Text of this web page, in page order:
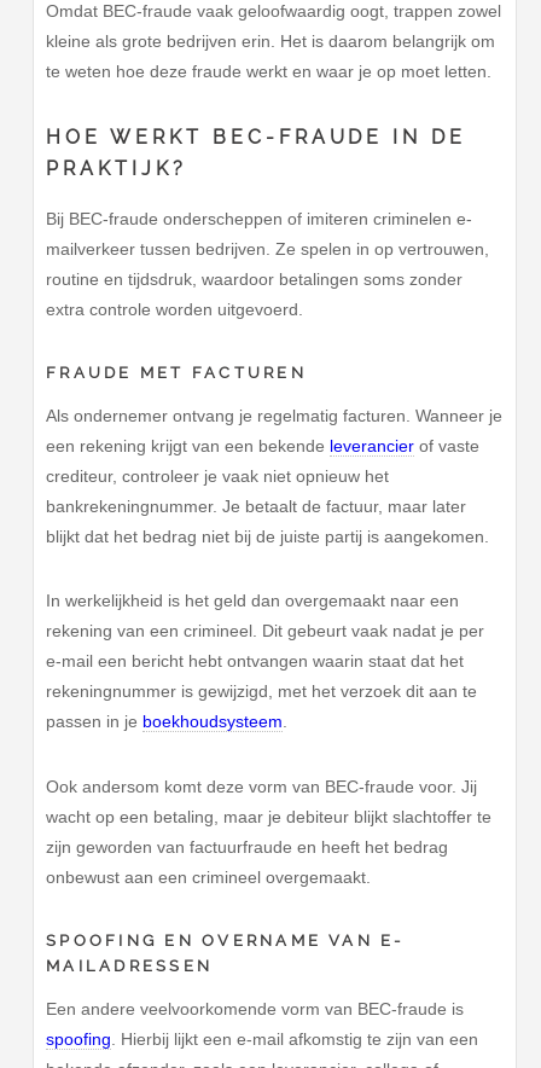
Omdat BEC-fraude vaak geloofwaardig oogt, trappen zowel
kleine als grote bedrijven erin. Het is daarom belangrijk om
te weten hoe deze fraude werkt en waar je op moet letten.
HOE WERKT BEC-FRAUDE IN DE
PRAKTIJK?
Bij BEC-fraude onderscheppen of imiteren criminelen e-
mailverkeer tussen bedrijven. Ze spelen in op vertrouwen,
routine en tijdsdruk, waardoor betalingen soms zonder
extra controle worden uitgevoerd.
FRAUDE MET FACTUREN
Als ondernemer ontvang je regelmatig facturen. Wanneer je
een rekening krijgt van een bekende leverancier of vaste
crediteur, controleer je vaak niet opnieuw het
bankrekeningnummer. Je betaalt de factuur, maar later
blijkt dat het bedrag niet bij de juiste partij is aangekomen.
In werkelijkheid is het geld dan overgemaakt naar een
rekening van een crimineel. Dit gebeurt vaak nadat je per
e-mail een bericht hebt ontvangen waarin staat dat het
rekeningnummer is gewijzigd, met het verzoek dit aan te
passen in je boekhoudsysteem.
Ook andersom komt deze vorm van BEC-fraude voor. Jij
wacht op een betaling, maar je debiteur blijkt slachtoffer te
zijn geworden van factuurfraude en heeft het bedrag
onbewust aan een crimineel overgemaakt.
SPOOFING EN OVERNAME VAN E-
MAILADRESSEN
Een andere veelvoorkomende vorm van BEC-fraude is
spoofing . Hierbij lijkt een e-mail afkomstig te zijn van een